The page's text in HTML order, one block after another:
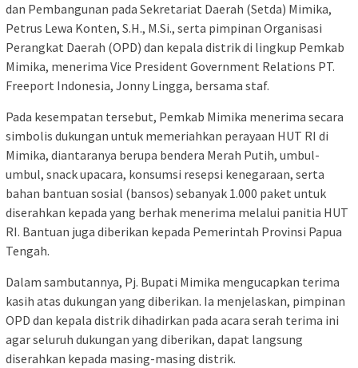
dan Pembangunan pada Sekretariat Daerah (Setda) Mimika,
Petrus Lewa Konten, S.H., M.Si., serta pimpinan Organisasi
Perangkat Daerah (OPD) dan kepala distrik di lingkup Pemkab
Mimika, menerima Vice President Government Relations PT.
Freeport Indonesia, Jonny Lingga, bersama staf.
Pada kesempatan tersebut, Pemkab Mimika menerima secara
simbolis dukungan untuk memeriahkan perayaan HUT RI di
Mimika, diantaranya berupa bendera Merah Putih, umbul-
umbul, snack upacara, konsumsi resepsi kenegaraan, serta
bahan bantuan sosial (bansos) sebanyak 1.000 paket untuk
diserahkan kepada yang berhak menerima melalui panitia HUT
RI. Bantuan juga diberikan kepada Pemerintah Provinsi Papua
Tengah.
Dalam sambutannya, Pj. Bupati Mimika mengucapkan terima
kasih atas dukungan yang diberikan. Ia menjelaskan, pimpinan
OPD dan kepala distrik dihadirkan pada acara serah terima ini
agar seluruh dukungan yang diberikan, dapat langsung
diserahkan kepada masing-masing distrik.